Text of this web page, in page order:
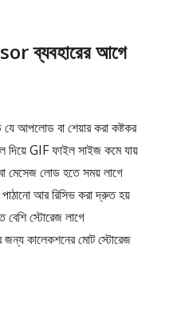
ব্যবহারের আগে
আপলোড বা শেয়ার করা কষ্টকর
দিয়ে GIF ফাইল সাইজ কমে যায়
মেসেজ লোড হতে সময় লাগে
আর রিসিভ করা দ্রুত হয়
স্টোরেজ লাগে
কালেকশনের মোট স্টোরেজ